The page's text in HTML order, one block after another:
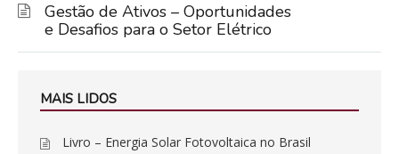
Gestão de Ativos – Oportunidades
e Desafios para o Setor Elétrico
MAIS LIDOS
Livro – Energia Solar Fotovoltaica no Brasil